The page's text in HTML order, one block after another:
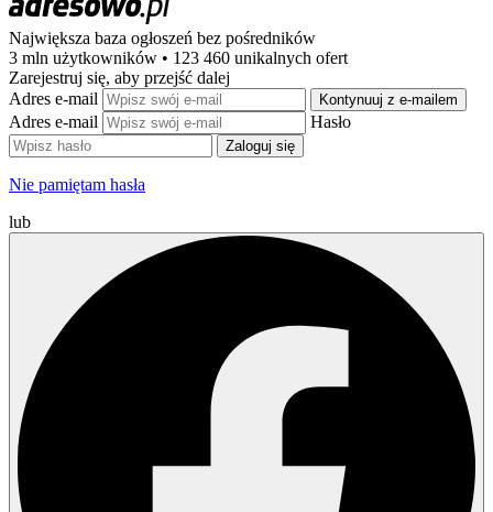
Największa baza ogłoszeń bez pośredników
3 mln użytkowników • 123 460 unikalnych ofert
Zarejestruj się, aby przejść dalej
Adres e-mail
Kontynuuj z e-mailem
Adres e-mail Hasło
Zaloguj się
Nie pamiętam hasła
lub